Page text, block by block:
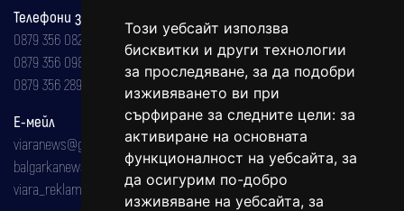
Този уебсайт използва
бисквитки и други технологии
за проследяване, за да подобри
изживяването ви при
сърфиране за следните цели: за
активиране на основната
функционалност на уебсайта, за
да осигурим по-добро
изживяване на уебсайта, за
Телефони за реклама и абонаменти
0879 356 082
0879 356 098
0879 356 289
Е-мейл
viaranews@gmail.com
balgarkanews@gmail.com
viara_reklama@mail.bg